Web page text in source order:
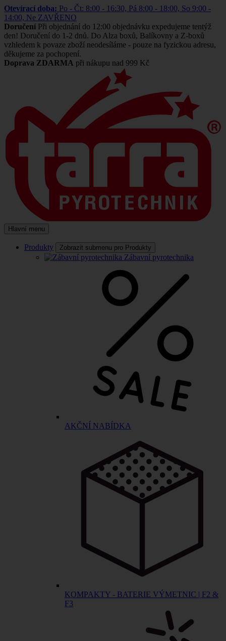
Otevírací doba: Po - Čt: 8:00 - 16:30, Pá 8:00 - 18:00, So 9:00 -
14:00, Ne ZAVŘENO
Doručení Při objednání do 12:00 objednávku expedujeme tentýž
den! Doručení do 1-2 dnů. Do Alza boxů, Balíkovny a Z-boxů
vzhledem k povaze zboží neodesíláme - pouze na fyzickou adresu,
děkujeme za pochopení.
Doprava ZDARMA při nákupu nad 999 Kč
Hlavní menu
Produkty Zobrazit submenu pro Produkty
Zábavní pyrotechnika
AKČNÍ NABÍDKA
KOMPAKTY - BATERIE VÝMETNIC | F2 &
F3